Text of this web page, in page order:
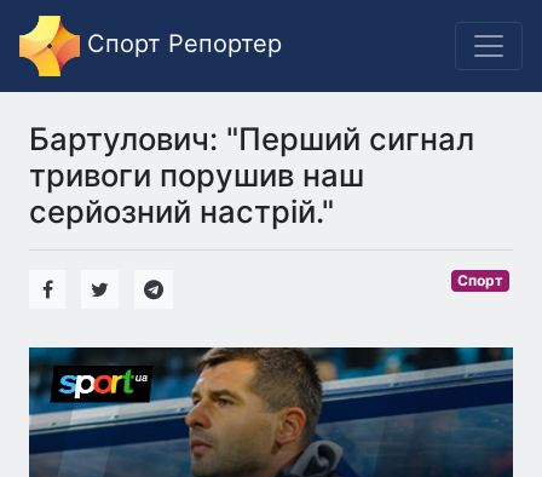
Спорт Репортер
Бартулович: "Перший сигнал
тривоги порушив наш
серйозний настрій."
Спорт